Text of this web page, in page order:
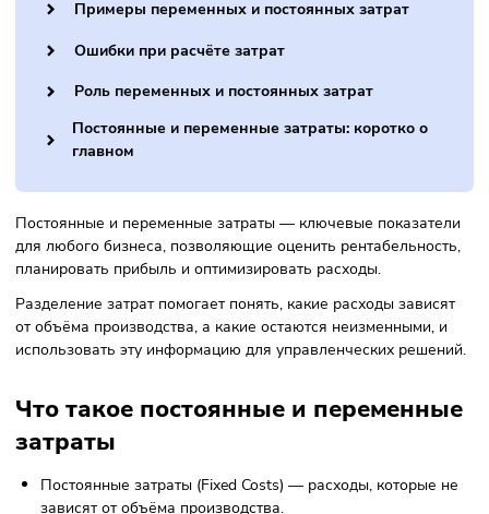
Для чего рассчитывают затраты
Зачем делить затраты на переменные и
постоянные
Примеры переменных и постоянных затрат
Постоянные и переменные затраты: коротко о
главном
Постоянные и переменные затраты — ключевые
планировать прибыль и оптимизировать расходы.
Разделение затрат помогает понять, какие расходы
от объёма производства, а какие остаются неизменными,
использовать эту информацию для управленческих